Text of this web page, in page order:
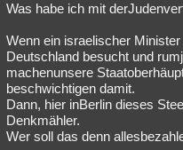
Was habe ich mit
Wenn ein israelischer
Deutschland besucht und
machenunsere
beschwichtigen damit.
Dann, hier inBerlin dieses
Denkmähler.
Wer soll das denn